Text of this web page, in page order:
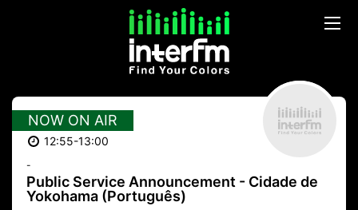
NOW ON AIR
12:55-13:00
-
Public Service Announcement - Cidade de
Yokohama (Português)